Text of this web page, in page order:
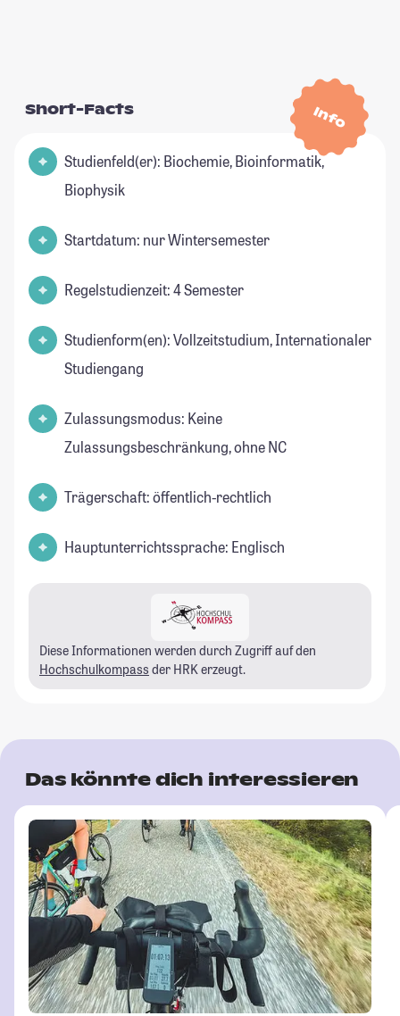
Info
Short-Facts
Studienfeld(er): Biochemie, Bioinformatik,
Biophysik
Startdatum: nur Wintersemester
Regelstudienzeit: 4 Semester
Studienform(en): Vollzeitstudium, Internationaler
Studiengang
Zulassungsmodus: Keine
Zulassungsbeschränkung, ohne NC
Trägerschaft: öffentlich-rechtlich
Hauptunterrichtssprache: Englisch
Diese Informationen werden durch Zugriff auf den
Hochschulkompass der HRK erzeugt.
Das könnte dich interessieren